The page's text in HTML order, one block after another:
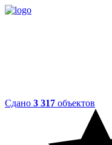
Сдано 3 317 объектов